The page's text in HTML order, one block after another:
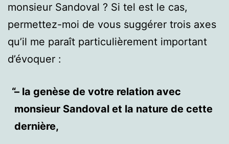
monsieur Sandoval ? Si tel est le cas,
permettez-moi de vous suggérer trois axes
qu’il me paraît particulièrement important
d’évoquer :
– la genèse de votre relation avec
monsieur Sandoval et la nature de cette
dernière,